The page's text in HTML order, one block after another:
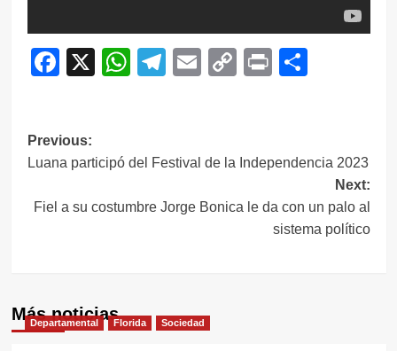
Facebook
X WhatsApp
Telegram
EmailCopy
Print
Navegación
de
entradas
Previous:
Luana participó del Festival de la Independencia 2023
Next:
Fiel a su costumbre Jorge Bonica le da con un palo al
sistema político
Más noticias
Departamental Florida Sociedad